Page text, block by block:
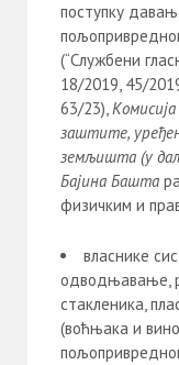
поступку
(“Службени
18/2019, 45/
63/23),
заштите,
земљишта (у
Бајина Башта
физичким и
власнике
одводњавање,
стакленика,
(воћњака и